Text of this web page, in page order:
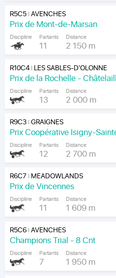
R5C5|AVENCHES
Prix de Mont-de-Marsan
Discipline Partants
11
Distance
2 150 m
R10C4| LES SABLES-D'OLONNE
Prix de la Rochelle -
Discipline Partants
13
Distance
2 000 m
R9C3|GRAIGNES
Prix Coopérative Isigny-
Discipline Partants
12
Distance
2 700 m
R6C7 | MEADOWLANDS
Prix de Vincennes
Discipline Partants
11
Distance
1 609 m
R5C6|AVENCHES
Champions Trial - 8 Cnt
Discipline Partants
7
Distance
1 950 m